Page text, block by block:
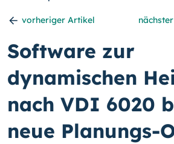
vorheriger Artikel
Software zur
dynamischen
nach VDI 6020
neue Planungs-